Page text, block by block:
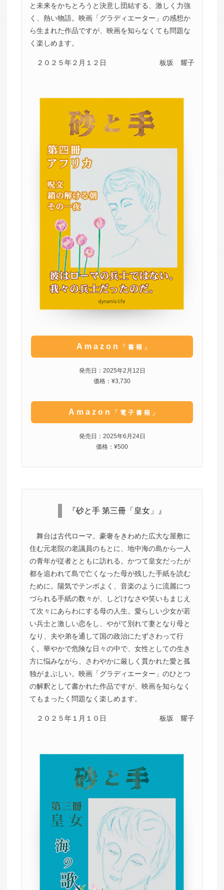
と未来をかちとろうと決意し団結する、激しく力強
く、熱い物語。映画「グラディエーター」の感想か
ら生まれた作品ですが、映画を知らなくても問題な
く楽しめます。
２０２５年２月１２日 板坂 耀子
Amazon 「書籍」
発売日：2025年2月12日
価格：¥3,730
Amazon 「電子書籍」
発売日：2025年6月24日
価格：¥500
『砂と手 第三冊「皇女」』
舞台は古代ローマ。豪奢をきわめた広大な屋敷に
住む元老院の老議員のもとに、地中海の島から一人
の青年が従者とともに訪れる。かつて皇女だったが
都を追われて島で亡くなった母が残した手紙を読む
ために。陽気でテンポよく、音楽のように流麗につ
づられる手紙の数々が、しどけなさや笑いもまじえ
て次々にあらわにする母の人生。愛らしい少女が若
い兵士と激しい恋をし、やがて別れて妻となり母と
なり、夫や弟を通して国の政治にたずさわって行
く。華やかで危険な日々の中で、女性としての生き
方に悩みながら、さわやかに厳しく貫かれた愛と孤
独がまぶしい。映画「グラディエーター」のひとつ
の解釈として書かれた作品ですが、映画を知らなく
てもまったく問題なく楽しめます。
２０２５年１月１０日 板坂 耀子